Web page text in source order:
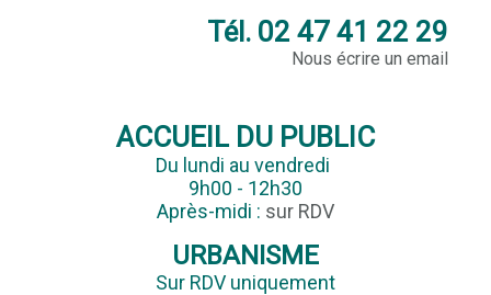
Tél. 02 47 41 22 29
Nous écrire un email
ACCUEIL DU PUBLIC
Du lundi au vendredi
9h00 - 12h30
Après-midi : sur RDV
URBANISME
Sur RDV uniquement